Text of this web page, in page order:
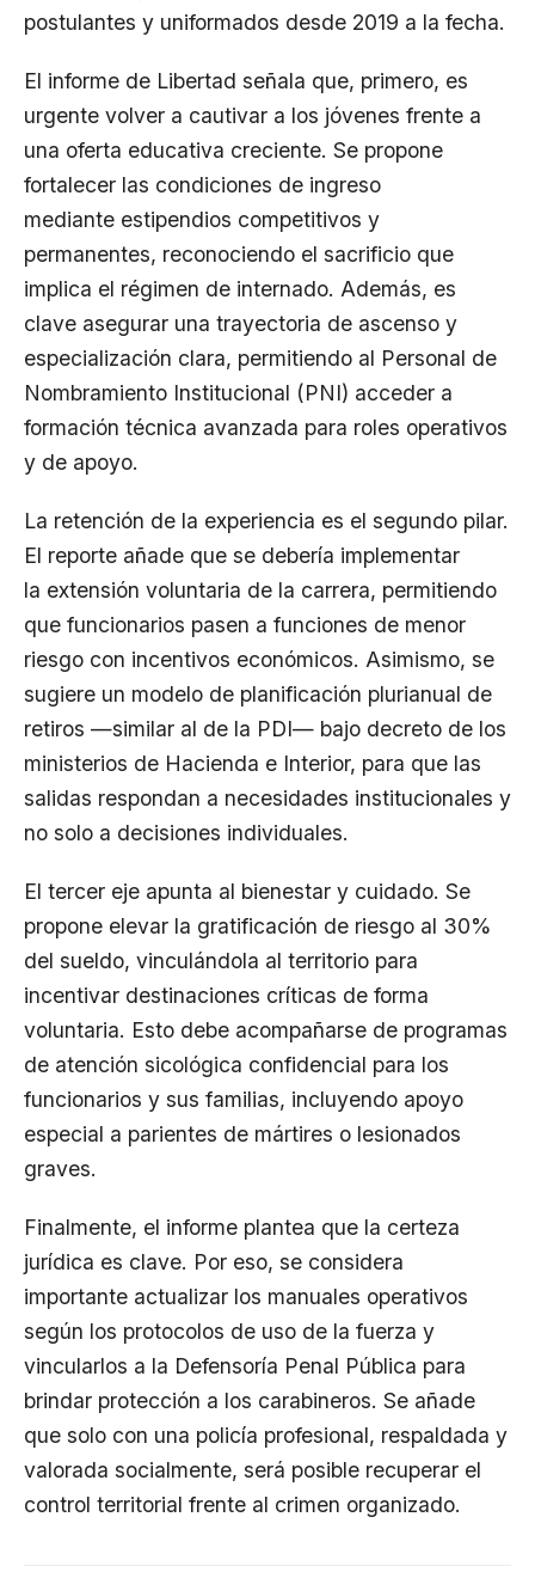
postulantes y uniformados desde 2019 a la fecha.
El informe de Libertad señala que, primero, es
urgente volver a cautivar a los jóvenes frente a
una oferta educativa creciente. Se propone
fortalecer las condiciones de ingreso
mediante estipendios competitivos y
permanentes, reconociendo el sacrificio que
implica el régimen de internado. Además, es
clave asegurar una trayectoria de ascenso y
especialización clara, permitiendo al Personal de
Nombramiento Institucional (PNI) acceder a
formación técnica avanzada para roles operativos
y de apoyo.
La retención de la experiencia es el segundo pilar.
El reporte añade que se debería implementar
la extensión voluntaria de la carrera, permitiendo
que funcionarios pasen a funciones de menor
riesgo con incentivos económicos. Asimismo, se
sugiere un modelo de planificación plurianual de
retiros —similar al de la PDI— bajo decreto de los
ministerios de Hacienda e Interior, para que las
salidas respondan a necesidades institucionales y
no solo a decisiones individuales.
El tercer eje apunta al bienestar y cuidado. Se
propone elevar la gratificación de riesgo al 30%
del sueldo, vinculándola al territorio para
incentivar destinaciones críticas de forma
voluntaria. Esto debe acompañarse de programas
de atención sicológica confidencial para los
funcionarios y sus familias, incluyendo apoyo
especial a parientes de mártires o lesionados
graves.
Finalmente, el informe plantea que la certeza
jurídica es clave. Por eso, se considera
importante actualizar los manuales operativos
según los protocolos de uso de la fuerza y
vincularlos a la Defensoría Penal Pública para
brindar protección a los carabineros. Se añade
que solo con una policía profesional, respaldada y
valorada socialmente, será posible recuperar el
control territorial frente al crimen organizado.